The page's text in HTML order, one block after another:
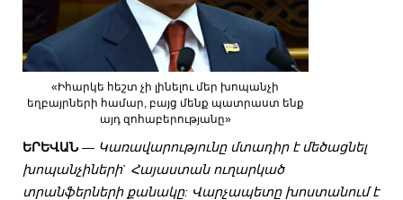
«Իհարկե հեշտ չի լինելու մեր խոպանչի
եղբայրների համար, բայց մենք պատրաստ ենք
այդ զոհաբերությանը»
ԵՐԵՎԱՆ— Կառավարությունը մտադիր է մեծացնել
խոպանչիների` Հայաստան ուղարկած
տրանֆերների քանակը: Վարչապետը խոստանում է